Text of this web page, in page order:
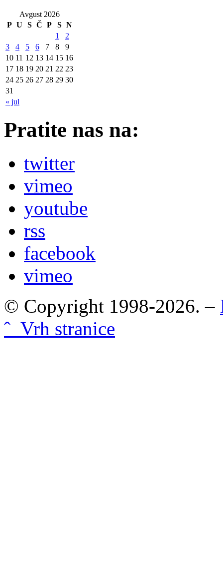
Avgust 2026
P U S Č P S N
« jul
1
2
3
4 5 6 7 8
9
10 11 12 13 14 15 16
17 18 19 20 21 22 23
24 25 26 27 28 29 30
31
Pratite nas na:
twitter
vimeo
youtube
rss
facebook
vimeo
© Copyright 1998-2026. –
ˆ Vrh stranice